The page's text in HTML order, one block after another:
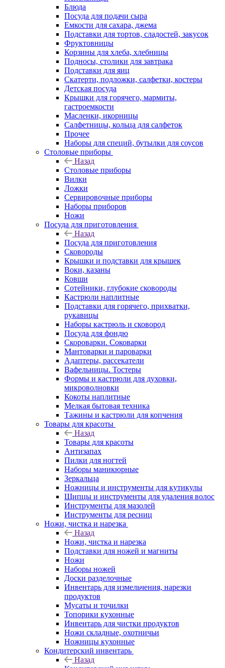
Блюда
Посуда для подачи сыра
Емкости для сахара, джема
Подставки для тортов, сладостей, закусок
Фруктовницы
Корзины для хлеба, хлебницы
Подносы, столики для завтрака
Подставки для яиц
Скатерти, подложки, салфетки, костеры
Детская посуда
Крышки для горячего, мармиты,
гастроемкости
Масленки, икорницы
Салфетницы, кольца для салфеток
Прочее
Наборы для специй, бутылки для соусов
Столовые приборы
Назад
Столовые приборы
Вилки
Ложки
Сервировочные приборы
Наборы приборов
Ножи
Посуда для приготовления
Назад
Посуда для приготовления
Сковороды
Крышки и подставки для крышек
Воки, казаны
Ковши
Сотейники, глубокие сковороды
Кастрюли наплитные
Подставки для горячего, прихватки,
рукавицы
Наборы кастрюль и сковород
Посуда для фондю
Скороварки. Соковарки
Мантоварки и пароварки
Адаптеры, рассекатели
Вафельницы. Тостеры
Формы и кастрюли для духовки,
микроволновки
Кокоты наплитные
Мелкая бытовая техника
Тажины и кастрюли для копчения
Товары для красоты
Назад
Товары для красоты
Антизапах
Пилки для ногтей
Наборы маникюрные
Зеркальца
Ножницы и инструменты для кутикулы
Щипцы и инструменты для удаления волос
Инструменты для мазолей
Инструменты для ресниц
Ножи, чистка и нарезка
Назад
Ножи, чистка и нарезка
Подставки для ножей и магниты
Ножи
Наборы ножей
Доски разделочные
Инвентарь для измельчения, нарезки
продуктов
Мусаты и точилки
Топорики кухонные
Инвентарь для чистки продуктов
Ножи складные, охотничьи
Ножницы кухонные
Кондитерский инвентарь
Назад